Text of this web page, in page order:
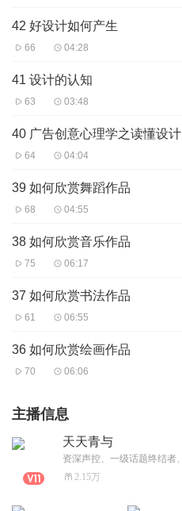
42 好设计如何产生
66 04:28
41 设计的认知
63 03:48
40 广告创意心理学之读懂设计
64 04:04
39 如何欣赏舞蹈作品
68 04:55
38 如何欣赏音乐作品
75 06:17
37 如何欣赏书法作品
61 06:55
36 如何欣赏绘画作品
70 06:06
主播信息
天天青与
2.15万